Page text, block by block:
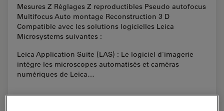
Mesures Z Réglages Z reproductibles Pseudo autofocus
Multifocus Auto montage Reconstruction 3 D
Compatible avec les solutions logicielles Leica
Microsystems suivantes :
Leica Application Suite (LAS) : Le logiciel d'imagerie
intègre les microscopes automatisés et caméras
numériques de Leica…